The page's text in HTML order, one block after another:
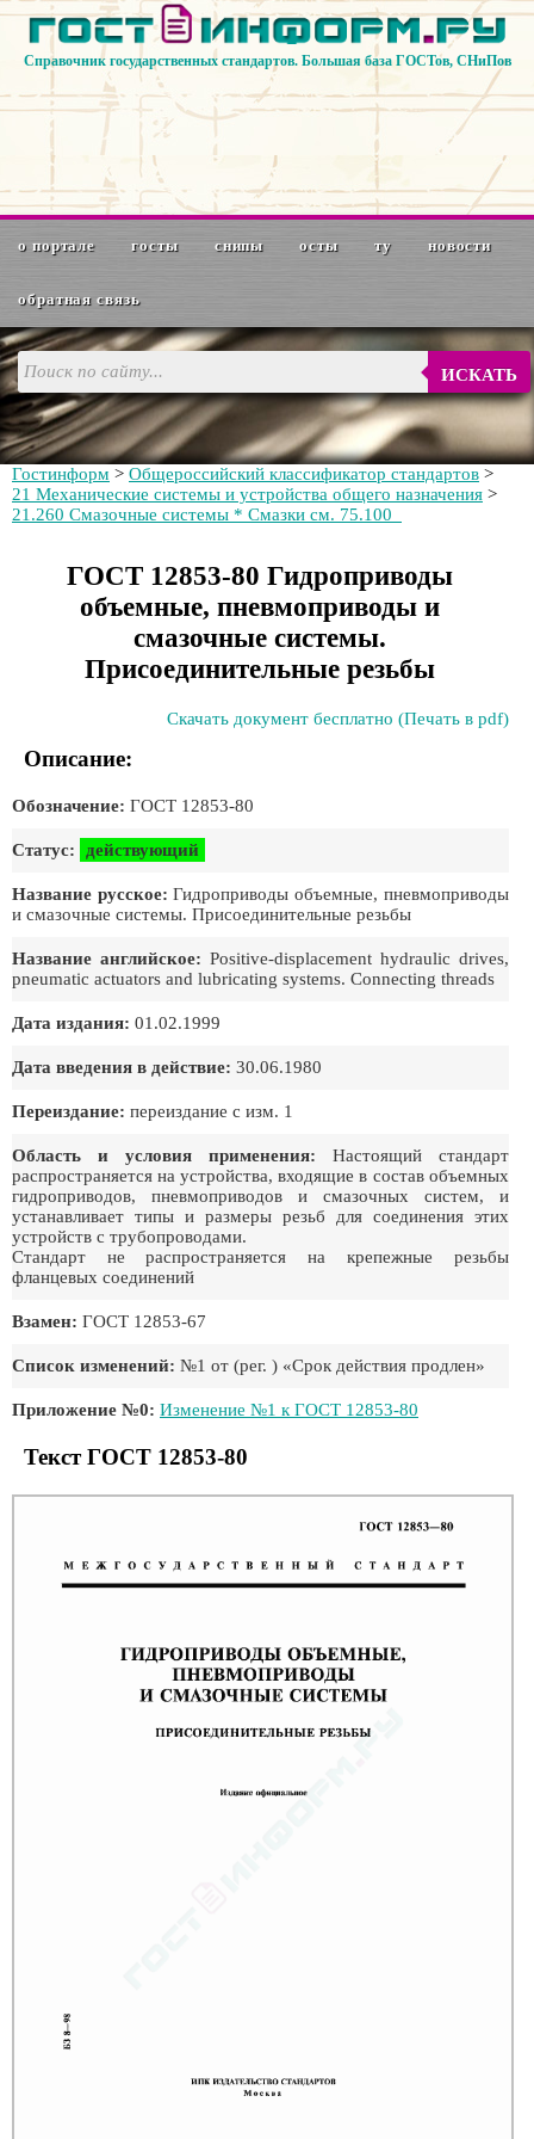
Справочник государственных стандартов. Большая база ГОСТов, СНиПов
о портале госты снипы осты ту новости
обратная связь
ИСКАТЬ
Гостинформ > Общероссийский классификатор стандартов >
21 Mexaнические системы и устройства общего назначения >
21.260 Смазочные системы * Смазки см. 75.100
ГОСТ 12853-80 Гидроприводы
объемные, пневмоприводы и
смазочные системы.
Присоединительные резьбы
Скачать документ бесплатно (Печать в pdf)
Описание:
Обозначение: ГОСТ 12853-80
Статус: действующий
Название русское: Гидроприводы объемные, пневмоприводы
и смазочные системы. Присоединительные резьбы
Название английское: Positive-displacement hydraulic drives,
pneumatic actuators and lubricating systems. Connecting threads
Дата издания: 01.02.1999
Дата введения в действие: 30.06.1980
Переиздание: переиздание с изм. 1
Область и условия применения: Настоящий стандарт
распространяется на устройства, входящие в состав объемных
гидроприводов, пневмоприводов и смазочных систем, и
устанавливает типы и размеры резьб для соединения этих
устройств с трубопроводами.
Стандарт не распространяется на крепежные резьбы
фланцевых соединений
Взамен: ГОСТ 12853-67
Список изменений: №1 от (рег. ) «Срок действия продлен»
Приложение №0: Изменение №1 к ГОСТ 12853-80
Текст ГОСТ 12853-80